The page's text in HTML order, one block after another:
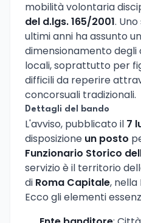
mobilità volontaria
del d.lgs. 165/2001.
ultimi anni ha assunto
dimensionamento degli
locali, soprattutto per
difficili da reperire
concorsuali tradizionali.
Dettagli del bando
L'avviso, pubblicato il 7
disposizione un posto
Funzionario Storico
servizio è il territorio
di Roma Capitale, nella
Ecco gli elementi